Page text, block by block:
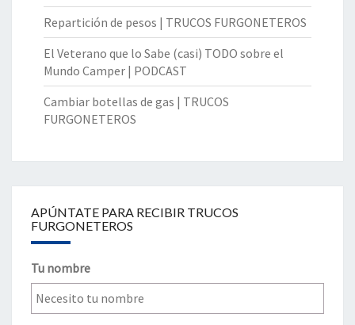
Repartición de pesos | TRUCOS FURGONETEROS
El Veterano que lo Sabe (casi) TODO sobre el
Mundo Camper | PODCAST
Cambiar botellas de gas | TRUCOS
FURGONETEROS
APÚNTATE PARA RECIBIR TRUCOS
FURGONETEROS
Tu nombre